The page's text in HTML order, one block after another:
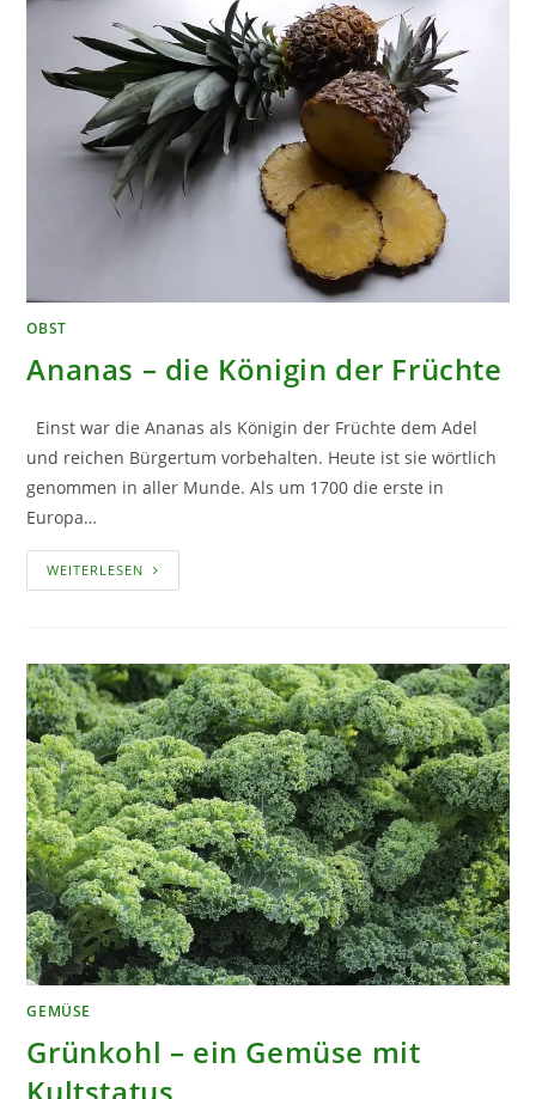
OBST
Ananas – die Königin der Früchte
Einst war die Ananas als Königin der Früchte dem Adel
und reichen Bürgertum vorbehalten. Heute ist sie wörtlich
genommen in aller Munde. Als um 1700 die erste in
Europa…
WEITERLESEN ANANAS
–
GEMÜSE
Grünkohl – ein Gemüse mit